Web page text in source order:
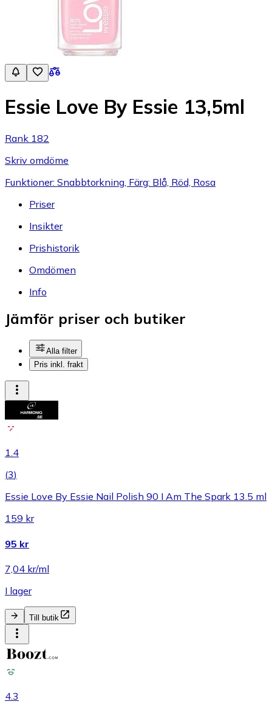
Essie Love By Essie 13,5ml
Rank 182
Skriv omdöme
Funktioner: Snabbtorkning, Färg: Blå, Röd, Rosa
Priser
Insikter
Prishistorik
Omdömen
Info
Jämför priser och butiker
Alla filter
Pris inkl. frakt
1.4
(3)
Essie Love By Essie Nail Polish 90 I Am The Spark 13.5 ml
159 kr
95 kr
7,04 kr/ml
I lager
Till butik
4.3